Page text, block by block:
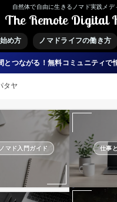
自然体で自由に生きるノマド実践メデ
The Remote Digital
め方 ノマドライフの働き方
とつながる！無料コミュニティで
タヤ
マド入門ガイド 仕事